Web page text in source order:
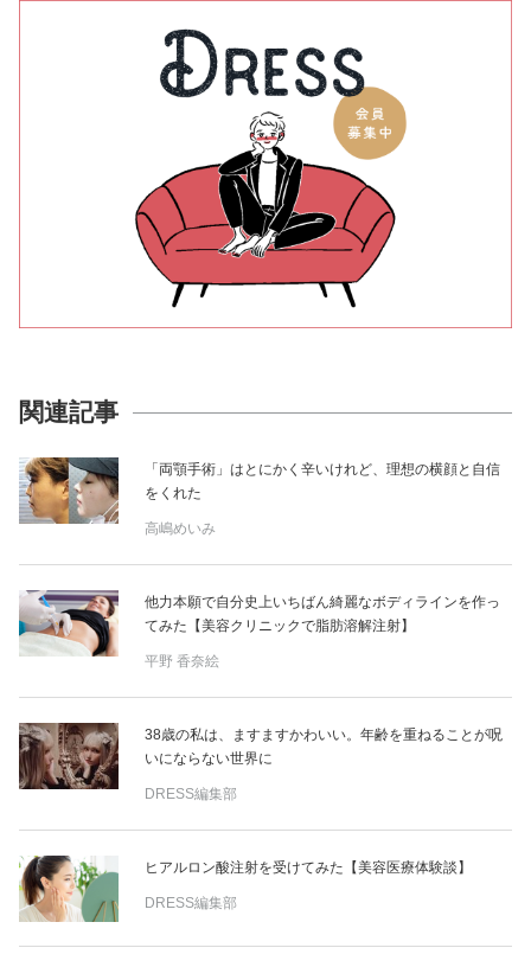
関連記事
「両顎手術」はとにかく辛いけれど、理想の横顔と自信
をくれた
高嶋めいみ
他力本願で自分史上いちばん綺麗なボディラインを作っ
てみた【美容クリニックで脂肪溶解注射】
平野 香奈絵
38歳の私は、ますますかわいい。年齢を重ねることが呪
いにならない世界に
DRESS編集部
ヒアルロン酸注射を受けてみた【美容医療体験談】
DRESS編集部